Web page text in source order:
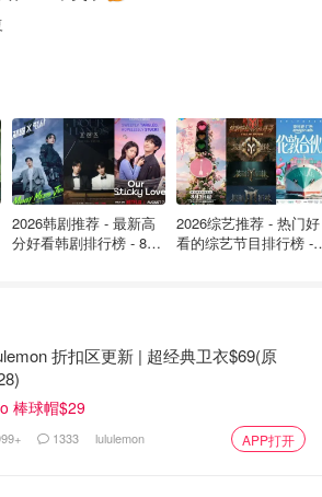
2026韩剧推荐 - 最新高
分好看韩剧排行榜 - 8月
2026综艺推荐 - 热门好
看的综艺节目排行榜 -
折扣区更新 | 超经典卫衣$69(原
棒球帽$29
1333 lululemon APP打开